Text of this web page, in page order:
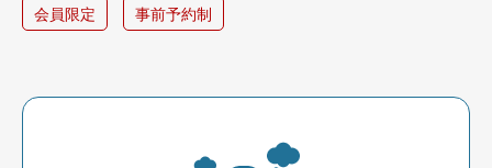
会員限定 事前予約制